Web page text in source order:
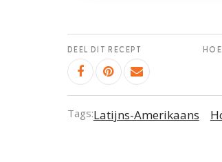
DEEL DIT RECEPT
Tags:Latijns-Amerikaans